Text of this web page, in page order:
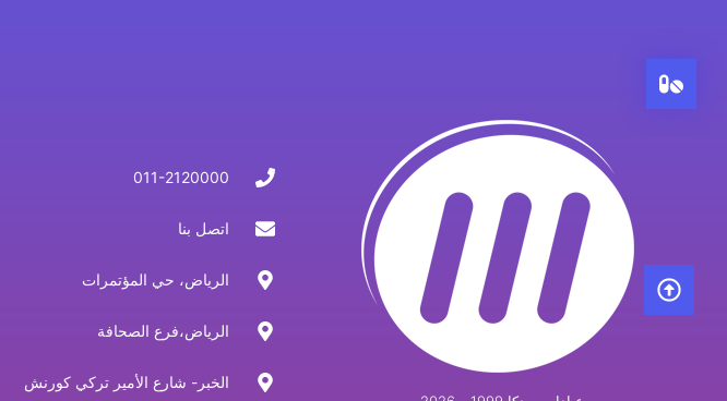
011-2120000
اتصل بنا
الرياض، حي المؤتمرات
الرياض،فرع الصحافة
الخبر- شارع الأمير تركي كورنش